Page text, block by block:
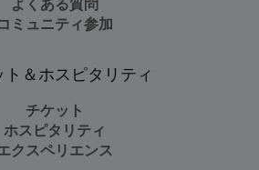
よくある質問
ミュニティ参加
ト＆ホスピタリティ
チケット
ホスピタリティ
クスペリエンス